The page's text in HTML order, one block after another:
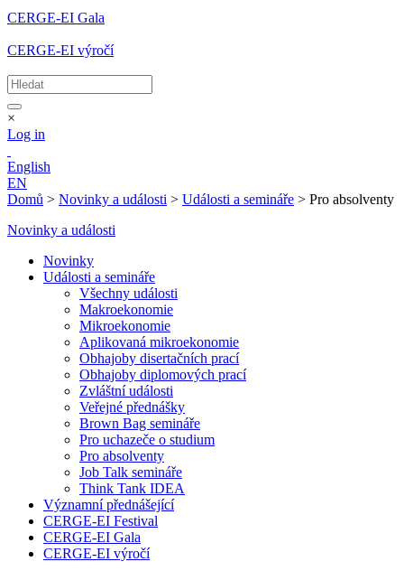
CERGE-EI Gala
CERGE-EI výročí
×
Log in
English
EN
Domů > Novinky a události > Události a semináře > Pro absolventy
Novinky a události
Novinky
Události a semináře
Všechny události
Makroekonomie
Mikroekonomie
Aplikovaná mikroekonomie
Obhajoby disertačních prací
Obhajoby diplomových prací
Zvláštní události
Veřejné přednášky
Brown Bag semináře
Pro uchazeče o studium
Pro absolventy
Job Talk semináře
Think Tank IDEA
Významní přednášející
CERGE-EI Festival
CERGE-EI Gala
CERGE-EI výročí